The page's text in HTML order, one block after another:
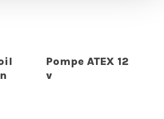
Pompe ATEX 12
v